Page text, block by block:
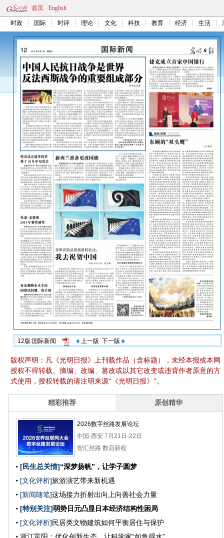
首页 English
时政 国际 时评 理论 文化 科技 教育 经济 生活
12版:国际新闻 上一版 下一版
版权声明：凡《光明日报》上刊载作品（含标题），未经本报或本网
授权不得转载、摘编、改编、篡改或以其它改变或违背作者原意的方
式使用，授权转载的请注明来源“《光明日报》”。